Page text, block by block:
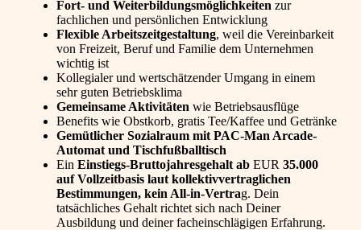
Fort- und Weiterbildungsmöglichkeiten zur
fachlichen und persönlichen Entwicklung
Flexible Arbeitszeitgestaltung, weil die Vereinbarkeit
von Freizeit, Beruf und Familie dem Unternehmen
wichtig ist
Kollegialer und wertschätzender Umgang in einem
sehr guten Betriebsklima
Gemeinsame Aktivitäten wie Betriebsausflüge
Benefits wie Obstkorb, gratis Tee/Kaffee und Getränke
Gemütlicher Sozialraum mit PAC-Man Arcade-
Automat und Tischfußballtisch
Ein Einstiegs-Bruttojahresgehalt ab EUR 35.000
auf Vollzeitbasis laut kollektivvertraglichen
Bestimmungen, kein All-in-Vertrag. Dein
tatsächliches Gehalt richtet sich nach Deiner
Ausbildung und deiner facheinschlägigen Erfahrung.